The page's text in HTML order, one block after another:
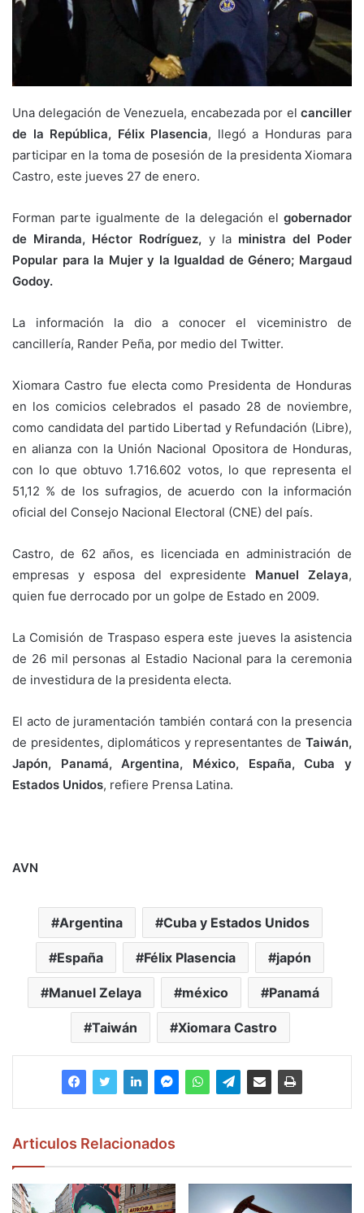
Una delegación de Venezuela, encabezada por el canciller
de la República, Félix Plasencia, llegó a Honduras para
participar en la toma de posesión de la presidenta Xiomara
Castro, este jueves 27 de enero.
Forman parte igualmente de la delegación el gobernador
de Miranda, Héctor Rodríguez, y la ministra del Poder
Popular para la Mujer y la Igualdad de Género; Margaud
Godoy.
La información la dio a conocer el viceministro de
cancillería, Rander Peña, por medio del Twitter.
Xiomara Castro fue electa como Presidenta de Honduras
en los comicios celebrados el pasado 28 de noviembre,
como candidata del partido Libertad y Refundación (Libre),
en alianza con la Unión Nacional Opositora de Honduras,
con lo que obtuvo 1.716.602 votos, lo que representa el
51,12 % de los sufragios, de acuerdo con la información
oficial del Consejo Nacional Electoral (CNE) del país.
Castro, de 62 años, es licenciada en administración de
empresas y esposa del expresidente Manuel Zelaya,
quien fue derrocado por un golpe de Estado en 2009.
La Comisión de Traspaso espera este jueves la asistencia
de 26 mil personas al Estadio Nacional para la ceremonia
de investidura de la presidenta electa.
El acto de juramentación también contará con la presencia
de presidentes, diplomáticos y representantes de Taiwán,
Japón, Panamá, Argentina, México, España, Cuba y
Estados Unidos, refiere Prensa Latina.
AVN
Argentina Cuba y Estados Unidos
España Félix Plasencia japón
Manuel Zelaya méxico Panamá
Taiwán Xiomara Castro
Articulos Relacionados